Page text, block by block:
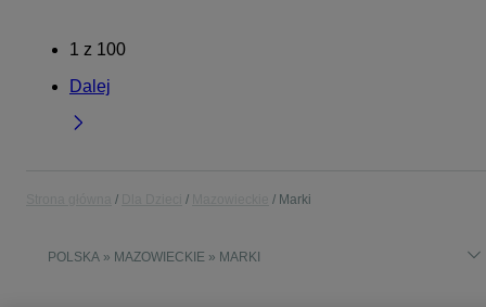
1 z 100
Dalej
Marki
POLSKA » MAZOWIECKIE » MARKI